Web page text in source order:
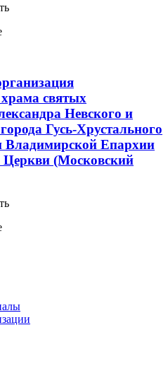
святых
Невского и
Гусь-Хрустального
Владимирской Епархии
Церкви (Московский